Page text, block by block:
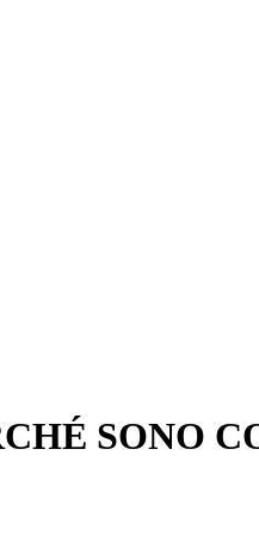
SONO